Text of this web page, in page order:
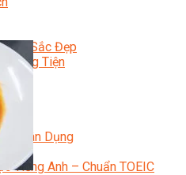
Sóc Sắc Đẹp
Tiện
Dân Dụng
Tiếng Anh – Chuẩn TOEIC